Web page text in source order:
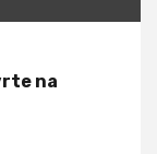
na